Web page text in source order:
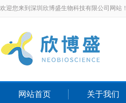
欢迎您来到深圳欣博盛生物科技有限公司网站！
网站首页 关于我们